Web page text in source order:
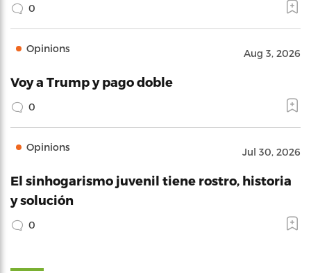
0
Opinions Aug 3, 2026
Voy a Trump y pago doble
0
Opinions Jul 30, 2026
El sinhogarismo juvenil tiene rostro, historia
y solución
0